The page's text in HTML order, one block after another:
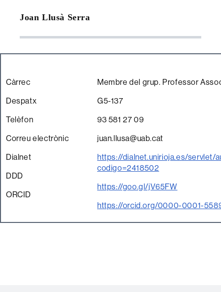
Joan Llusà Serra
Càrrec
Despatx
Telèfon
Correu electrònic
Dialnet
DDD
ORCID
Membre del grup. Professor
G5-137
93 581 27 09
juan.llusa@uab.cat
https://dialnet.unirioja.es/servlet/
codigo=2418502
https://goo.gl/jV65FW
https://orcid.org/0000-0001-